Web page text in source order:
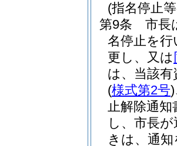
(指名停止
第9条
市長
名停止を行
更し、又は
は、当該
(様式第2号)
止解除通知
し、市長
きは、通